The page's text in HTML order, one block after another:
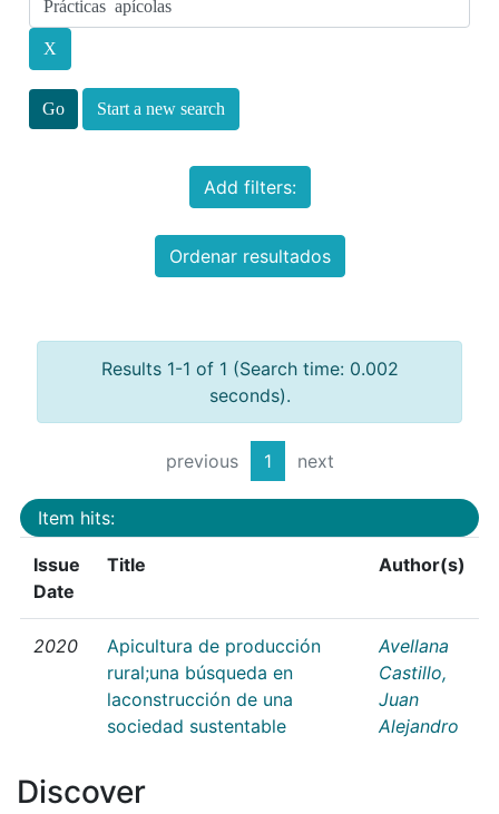
Start a new search
Add filters:
Ordenar resultados
Results 1-1 of 1 (Search time: 0.002
seconds).
previous 1 next
Item hits:
Issue
Date
Title Author(s)
2020
Apicultura de producción
rural;una búsqueda en
laconstrucción de una
sociedad sustentable
Avellana
Castillo,
Juan
Alejandro
Discover